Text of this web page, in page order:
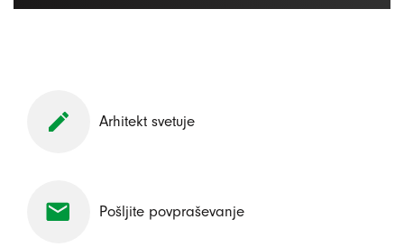
Arhitekt svetuje
Pošljite povpraševanje